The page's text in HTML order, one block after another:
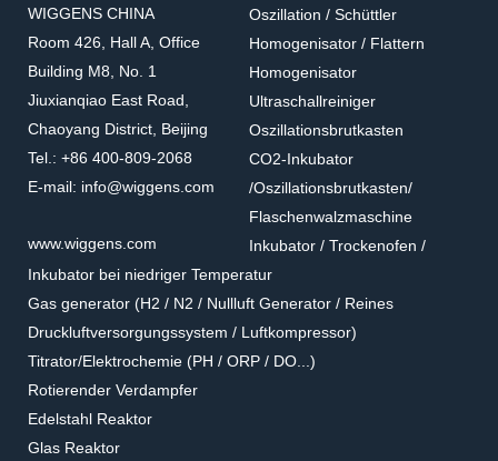
WIGGENS CHINA
Room 426, Hall A, Office
Building M8, No. 1
Jiuxianqiao East Road,
Chaoyang District, Beijing
Tel.: +86 400-809-2068
E-mail: info@wiggens.com
www.wiggens.com
Oszillation / Schüttler
Homogenisator / Flattern
Homogenisator
Ultraschallreiniger
Oszillationsbrutkasten
CO2-Inkubator
/Oszillationsbrutkasten/
Flaschenwalzmaschine
Inkubator / Trockenofen /
Inkubator bei niedriger Temperatur
Gas generator (H2 / N2 / Nullluft Generator / Reines
Druckluftversorgungssystem / Luftkompressor)
Titrator/Elektrochemie (PH / ORP / DO...)
Rotierender Verdampfer
Edelstahl Reaktor
Glas Reaktor